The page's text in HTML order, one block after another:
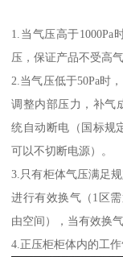
1.当气压高于
压，保证产品不受高
2.当气压低于50Pa时
调整内部压力，补气
统自动断电（国标规
可以不切断电源）。
3.只有柜体气压满足
进行有效换气（1区
由空间），当有效换
4.正压柜柜体内的工作